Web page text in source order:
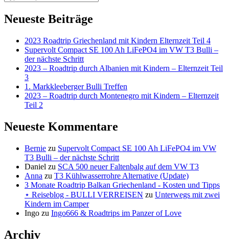
Neueste Beiträge
2023 Roadtrip Griechenland mit Kindern Elternzeit Teil 4
Supervolt Compact SE 100 Ah LiFePO4 im VW T3 Bulli –
der nächste Schritt
2023 – Roadtrip durch Albanien mit Kindern – Elternzeit Teil
3
1. Markkleeberger Bulli Treffen
2023 – Roadtrip durch Montenegro mit Kindern – Elternzeit
Teil 2
Neueste Kommentare
Bernie zu Supervolt Compact SE 100 Ah LiFePO4 im VW
T3 Bulli – der nächste Schritt
Daniel zu SCA 500 neuer Faltenbalg auf dem VW T3
Anna zu T3 Kühlwasserrohre Alternative (Update)
3 Monate Roadtrip Balkan Griechenland - Kosten und Tipps
⋆ Reiseblog - BULLI VERREISEN zu Unterwegs mit zwei
Kindern im Camper
Ingo zu Ingo666 & Roadtrips im Panzer of Love
Archiv